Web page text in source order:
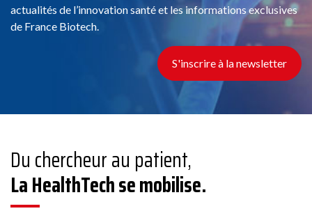
actualités de l’innovation santé et les informations exclusives
de France Biotech.
S'inscrire à la newsletter
Du chercheur au patient,
La HealthTech se mobilise.